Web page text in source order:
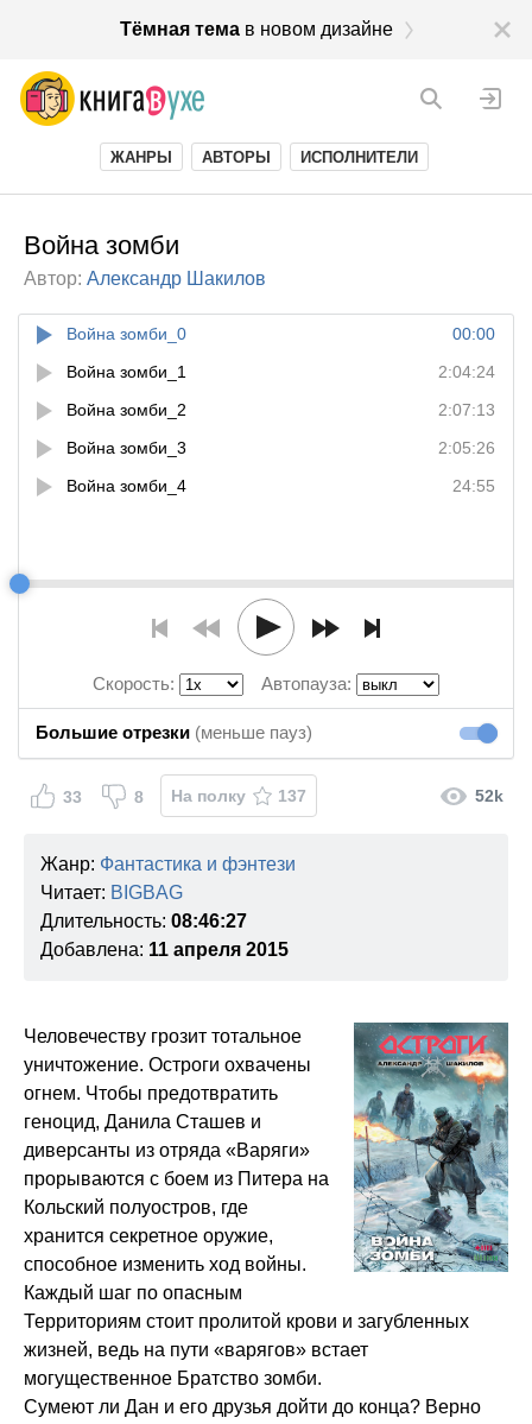
Тёмная темав новом дизайне
ЖАНРЫ АВТОРЫ ИСПОЛНИТЕЛИ
Война зомби
Автор: Александр Шакилов
00:00
Война зомби_0
2:04:24
Война зомби_1
2:07:13
Война зомби_2
2:05:26
Война зомби_3
24:55
Война зомби_4
Скорость: Автопауза:
Большие отрезки (меньше пауз)
33 8 На полку 137 52k
Жанр: Фантастика и фэнтези
Читает: BIGBAG
Длительность: 08:46:27
Добавлена: 11 апреля 2015
Человечеству грозит тотальное
уничтожение. Остроги охвачены
огнем. Чтобы предотвратить
геноцид, Данила Сташев и
диверсанты из отряда «Варяги»
прорываются с боем из Питера на
Кольский полуостров, где
хранится секретное оружие,
способное изменить ход войны.
Каждый шаг по опасным
Территориям стоит пролитой крови и загубленных
жизней, ведь на пути «варягов» встает
могущественное Братство зомби.
Сумеют ли Дан и его друзья дойти до конца? Верно